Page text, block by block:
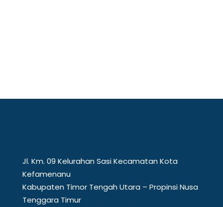
Jl. Km. 09 Kelurahan Sasi Kecamatan Kota
Kefamenanu
Kabupaten Timor Tengah Utara – Propinsi Nusa
Tenggara Timur